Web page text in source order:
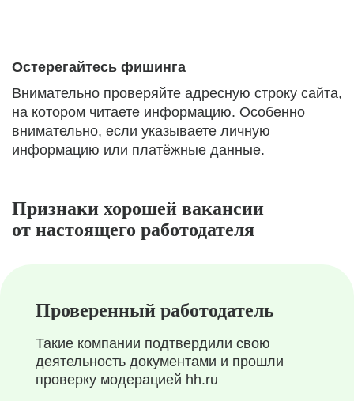
Остерегайтесь фишинга
Внимательно проверяйте адресную строку сайта,
на котором читаете информацию. Особенно
внимательно, если указываете личную
информацию или платёжные данные.
Признаки хорошей вакансии
от настоящего работодателя
Проверенный работодатель
Такие компании подтвердили свою
деятельность документами и прошли
проверку модерацией hh.ru